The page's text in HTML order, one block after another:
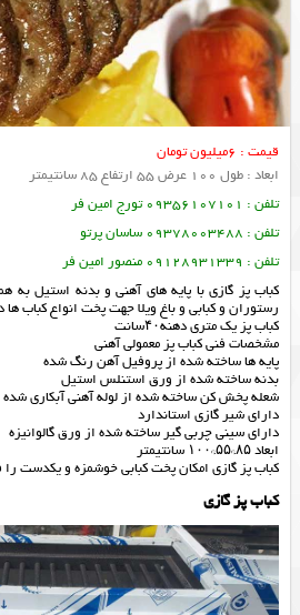
قیمت : 6میلیون تومان
ابعاد : طول 100 عرض 55 ارتفاع 85 سانتیمتر
تلفن : 09356107101 تورج امین فر
تلفن : 09378003488 ساسان پرتو
تلفن : 09128931339 منصور امین فر
کباب پز گازی با پایه های آهنی و بدنه استیل به
رستوران و کبابی و باغ ویلا جهت پخت انواع کباب
کباب پز یک متری دهنه۴۰سانت
مشخصات فنی کباب پز معمولی آهنی
پایه ها ساخته شده از پروفیل آهن رنگ شده
بدنه ساخته شده از ورق استنلس استیل
شعله پخش کن ساخته شده از لوله آهنی آبکاری شده
دارای شیر گازی استاندارد
دارای سینی چربی گیر ساخته شده از ورق گالوانیزه
ابعاد ۸۵*۵۵*۱۰۰ سانتیمتر
کباب پز گازی امکان پخت کبابی خوشمزه و یکدست
کباب پز گازی